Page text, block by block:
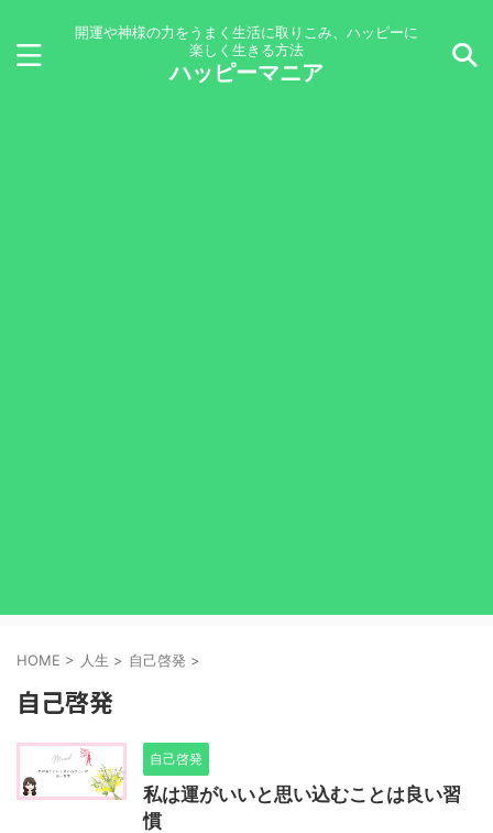
開運や神様の力をうまく生活に取りこみ、ハッピーに
楽しく生きる方法
ハッピーマニア
HOME > 人生 > 自己啓発 >
自己啓発
自己啓発
私は運がいいと思い込むことは良い習
慣